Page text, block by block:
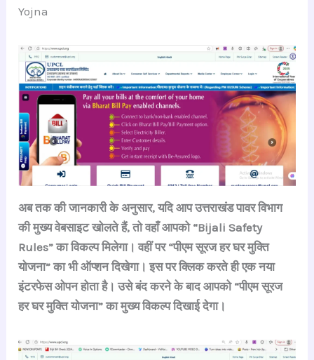
Yojna
अब तक की जानकारी के अनुसार, यदि आप उत्तराखंड पावर विभाग
की मुख्य वेबसाइट खोलते हैं, तो वहाँ आपको “Bijali Safety
Rules” का विकल्प मिलेगा। वहीं पर “पीएम सूरज हर घर मुक्ति
योजना” का भी ऑप्शन दिखेगा। इस पर क्लिक करते ही एक नया
इंटरफेस ओपन होता है। उसे बंद करने के बाद आपको “पीएम सूरज
हर घर मुक्ति योजना” का मुख्य विकल्प दिखाई देगा।